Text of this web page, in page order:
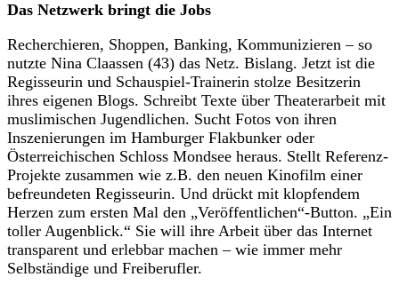
Das Netzwerk bringt die Jobs
Recherchieren, Shoppen, Banking, Kommunizieren – so
nutzte Nina Claassen (43) das Netz. Bislang. Jetzt ist die
Regisseurin und Schauspiel-Trainerin stolze Besitzerin
ihres eigenen Blogs. Schreibt Texte über Theaterarbeit mit
muslimischen Jugendlichen. Sucht Fotos von ihren
Inszenierungen im Hamburger Flakbunker oder
Österreichischen Schloss Mondsee heraus. Stellt Referenz-
Projekte zusammen wie z.B. den neuen Kinofilm einer
befreundeten Regisseurin. Und drückt mit klopfendem
Herzen zum ersten Mal den „Veröffentlichen“-Button. „Ein
toller Augenblick.“ Sie will ihre Arbeit über das Internet
transparent und erlebbar machen – wie immer mehr
Selbständige und Freiberufler.